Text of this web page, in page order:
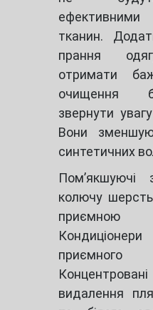
тканин.
прання
отримати
очищення
звернути
Вони
синтетичних
Пом’якшуючі
колючу
видалення